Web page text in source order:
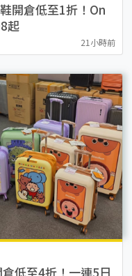
開倉低至1折！On
起
21小時前
低至4折！一連5日